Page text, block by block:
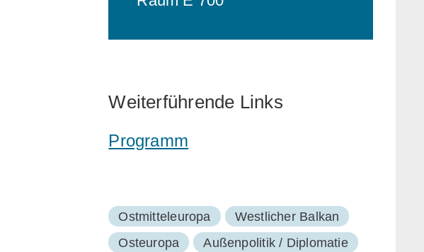
Weiterführende Links
Programm
Ostmitteleuropa
Westlicher Balkan
Osteuropa
Außenpolitik / Diplomatie